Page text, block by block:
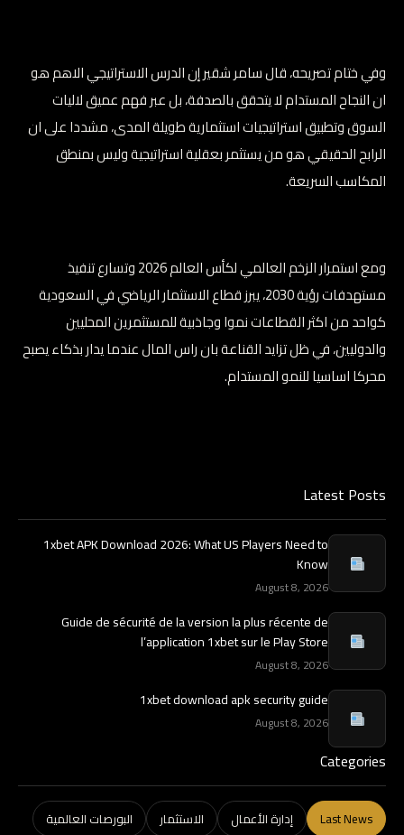
وفي ختام تصريحه، قال سامر شقير إن الدرس الاستراتيجي الاهم هو
ان النجاح المستدام لا يتحقق بالصدفة، بل عبر فهم عميق لاليات
السوق وتطبيق استراتيجيات استثمارية طويلة المدى، مشددا على ان
الرابح الحقيقي هو من يستثمر بعقلية استراتيجية وليس بمنطق
المكاسب السريعة.
ومع استمرار الزخم العالمي لكأس العالم 2026 وتسارع تنفيذ
مستهدفات رؤية 2030، يبرز قطاع الاستثمار الرياضي في السعودية
كواحد من اكثر القطاعات نموا وجاذبية للمستثمرين المحليين
والدوليين، في ظل تزايد القناعة بان راس المال عندما يدار بذكاء يصبح
محركا اساسيا للنمو المستدام.
Latest Posts
1xbet APK Download 2026: What US Players Need to
Know
August 8, 2026
Guide de sécurité de la version la plus récente de
l’application 1xbet sur le Play Store
August 8, 2026
1xbet download apk security guide
August 8, 2026
Categories
Last News إدارة الأعمال الاستثمار
البورصات العالمية